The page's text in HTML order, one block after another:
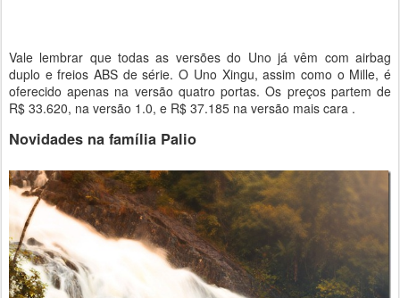
Vale lembrar que todas as versões do Uno já vêm com airbag
duplo e freios ABS de série. O Uno Xingu, assim como o Mille, é
oferecido apenas na versão quatro portas. Os preços partem de
R$ 33.620, na versão 1.0, e R$ 37.185 na versão mais cara .
Novidades na família Palio